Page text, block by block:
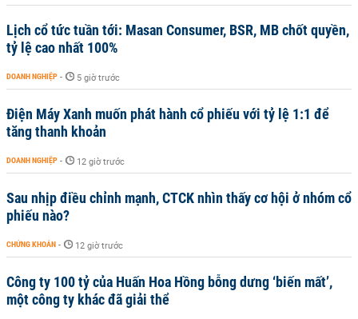
Lịch cổ tức tuần tới: Masan Consumer, BSR, MB chốt quyền,
tỷ lệ cao nhất 100%
DOANH NGHIỆP - 5 giờ trước
Điện Máy Xanh muốn phát hành cổ phiếu với tỷ lệ 1:1 để
tăng thanh khoản
DOANH NGHIỆP - 12 giờ trước
Sau nhịp điều chỉnh mạnh, CTCK nhìn thấy cơ hội ở nhóm cổ
phiếu nào?
CHỨNG KHOÁN - 12 giờ trước
Công ty 100 tỷ của Huấn Hoa Hồng bỗng dưng ‘biến mất’,
một công ty khác đã giải thể